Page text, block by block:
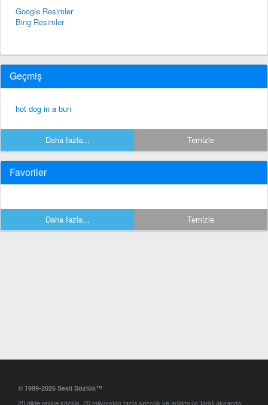
Google Resimler
Bing Resimler
Geçmiş
hot dog in a bun
Daha fazla... Temizle
Favoriler
Daha fazla... Temizle
© 1999-2026 Sesli Sözlük™
20 dilde online sözlük. 20 milyondan fazla sözcük ve anlamı üç farklı aksanda